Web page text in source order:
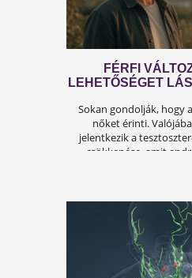
ÍGY
Az
örömteli új
átállás.